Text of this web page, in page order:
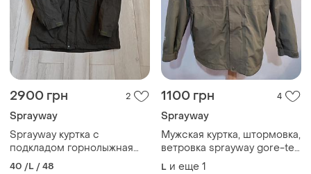
2900 грн 2
Sprayway
Sprayway куртка с
подкладом горнолыжная
пуховик
40 /L / 48
1100 грн 4
Sprayway
Мужская куртка, штормовка,
ветровка sprayway gore-tex
size l-xl
L и еще 1